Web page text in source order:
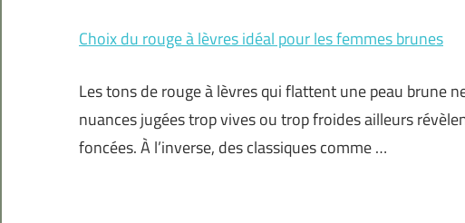
Choix du rouge à lèvres idéal pour les femmes brunes
Les tons de rouge à lèvres qui flattent une peau brune
nuances jugées trop vives ou trop froides ailleurs
foncées. À l’inverse, des classiques comme …